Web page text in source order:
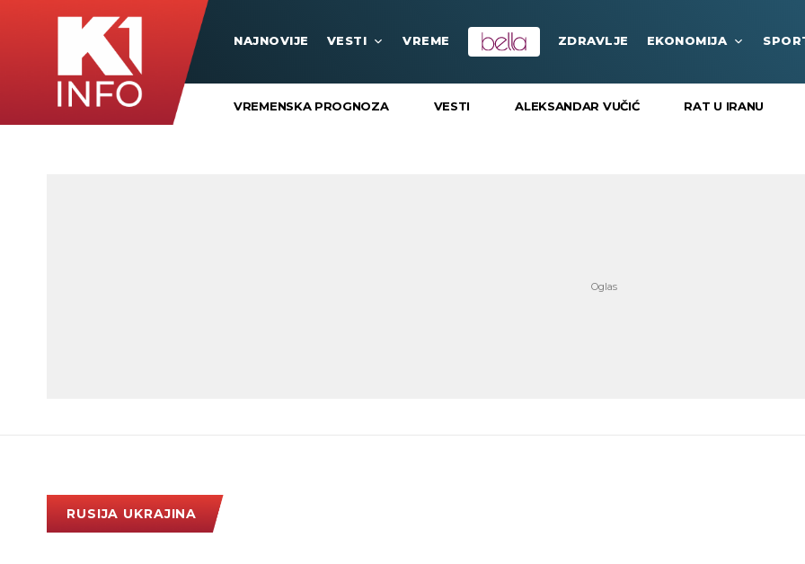
NAJNOVIJE VESTI VREME ZDRAVLJE EKONOMIJA
VREMENSKA PROGNOZA VESTI ALEKSANDAR VUČIĆ RAT U IRANU
RUSIJA UKRAJINA